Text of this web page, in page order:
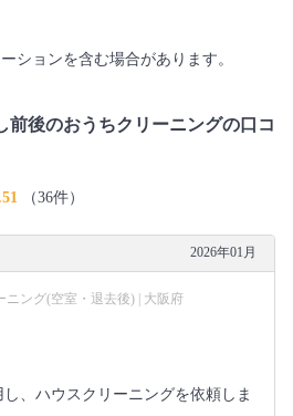
ションを含む場合があります。
前後のおうちクリーニングの口コ
（36件）
2026年01月
ング(空室・退去後) | 大阪府
、ハウスクリーニングを依頼しま